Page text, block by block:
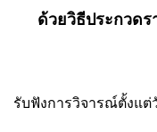
ด้วยวิธีประกวด
รับฟังการวิจารณ์ตั้งแ